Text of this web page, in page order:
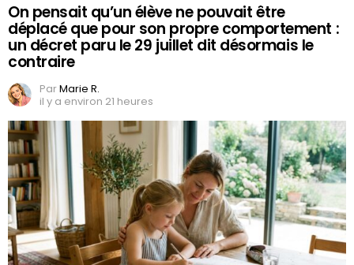
On pensait qu’un élève ne pouvait être
déplacé que pour son propre comportement :
un décret paru le 29 juillet dit désormais le
contraire
ParMarie R.
il y a environ 21 heures